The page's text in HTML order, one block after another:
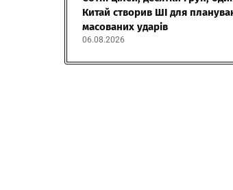
Китай створив ШІ для
масованих ударів
06.08.2026